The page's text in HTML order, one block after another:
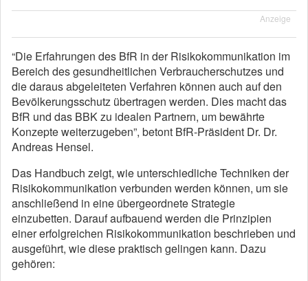
Anzeige
“Die Erfahrungen des BfR in der Risikokommunikation im
Bereich des gesundheitlichen Verbraucherschutzes und
die daraus abgeleiteten Verfahren können auch auf den
Bevölkerungsschutz übertragen werden. Dies macht das
BfR und das BBK zu idealen Partnern, um bewährte
Konzepte weiterzugeben”, betont BfR-Präsident Dr. Dr.
Andreas Hensel.
Das Handbuch zeigt, wie unterschiedliche Techniken der
Risikokommunikation verbunden werden können, um sie
anschließend in eine übergeordnete Strategie
einzubetten. Darauf aufbauend werden die Prinzipien
einer erfolgreichen Risikokommunikation beschrieben und
ausgeführt, wie diese praktisch gelingen kann. Dazu
gehören: